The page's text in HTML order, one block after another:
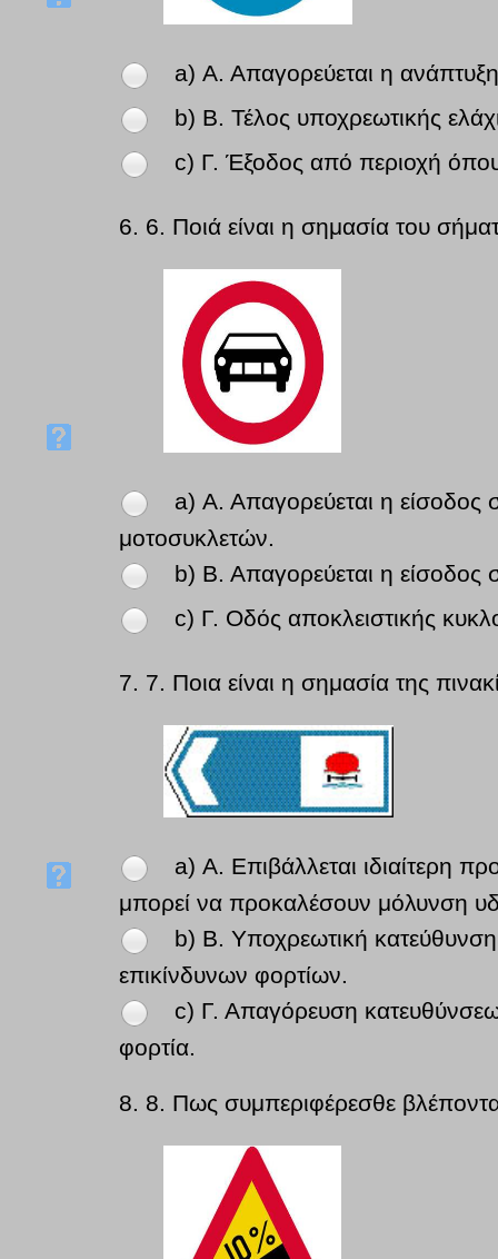
a) Α. Απαγορεύεται η
b) Β. Τέλος υποχρεωτικής
c) Γ. Έξοδος από περιοχή
6. 6. Ποιά είναι η σημασία του
a) Α. Απαγορεύεται η είσοδος
μοτοσυκλετών.
b) Β. Απαγορεύεται η είσοδος
c) Γ. Οδός αποκλειστικής
7. 7. Ποια είναι η σημασία της
a) Α. Επιβάλλεται ιδιαίτερη
μπορεί να προκαλέσουν μόλυνση
b) Β. Υποχρεωτική
επικίνδυνων φορτίων.
c) Γ. Απαγόρευση
φορτία.
8. 8. Πως συμπεριφέρεσθε